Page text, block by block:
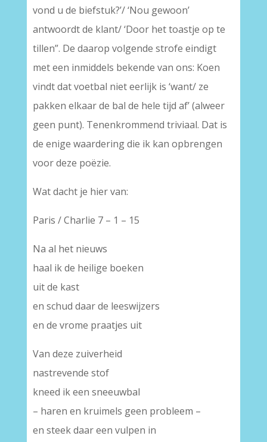
vond u de biefstuk?’/ ‘Nou gewoon’
antwoordt de klant/ ‘Door het toastje op te
tillen”. De daarop volgende strofe eindigt
met een inmiddels bekende van ons: Koen
vindt dat voetbal niet eerlijk is ‘want/ ze
pakken elkaar de bal de hele tijd af’ (alweer
geen punt). Tenenkrommend triviaal. Dat is
de enige waardering die ik kan opbrengen
voor deze poëzie.
Wat dacht je hier van:
Paris / Charlie 7 – 1 – 15
Na al het nieuws
haal ik de heilige boeken
uit de kast
en schud daar de leeswijzers
en de vrome praatjes uit
Van deze zuiverheid
nastrevende stof
kneed ik een sneeuwbal
– haren en kruimels geen probleem –
en steek daar een vulpen in